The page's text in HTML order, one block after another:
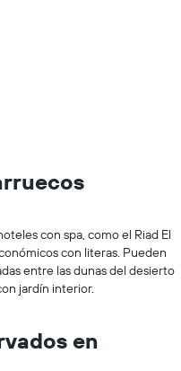
con spa, como el Riad El
con literas. Pueden
entre las dunas del desierto
jardín interior.
en